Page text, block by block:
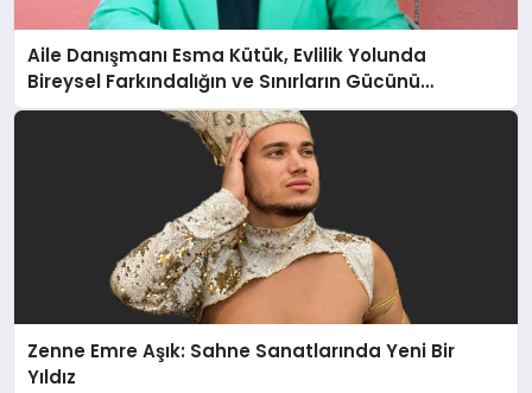
Aile Danışmanı Esma Kütük, Evlilik Yolunda
Bireysel Farkındalığın ve Sınırların Gücünü
Anlatıyor
Zenne Emre Aşık: Sahne Sanatlarında Yeni Bir
Yıldız